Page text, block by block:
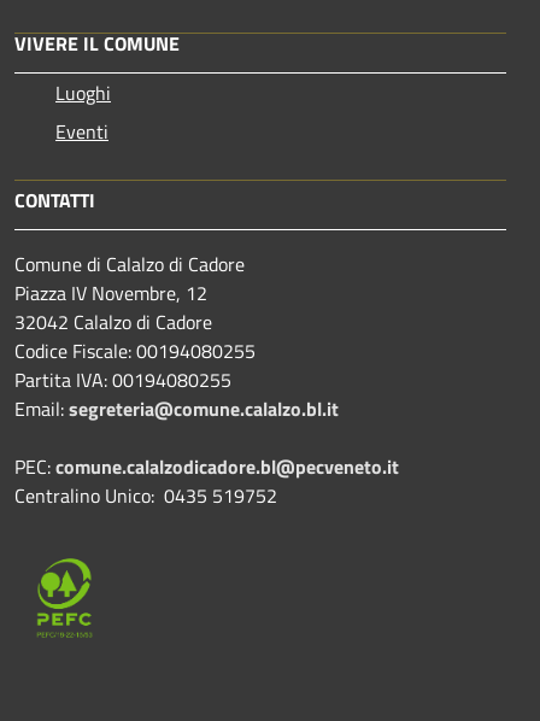
VIVERE IL COMUNE
Luoghi
Eventi
CONTATTI
Comune di Calalzo di Cadore
Piazza IV Novembre, 12
32042 Calalzo di Cadore
Codice Fiscale: 00194080255
Partita IVA: 00194080255
Email:segreteria@comune.calalzo.bl.it
PEC:comune.calalzodicadore.bl@pecveneto.it
Centralino Unico: 0435 519752